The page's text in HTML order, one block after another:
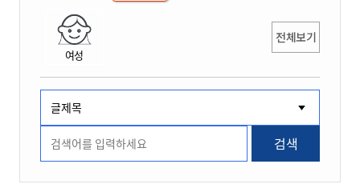
여성
전체보기
검색